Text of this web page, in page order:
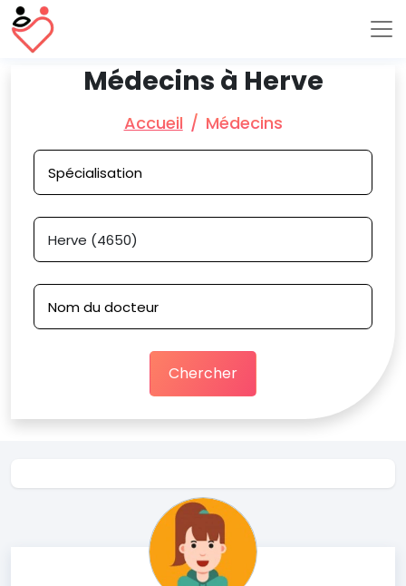
Médecins à Herve
Accueil Médecins
Chercher